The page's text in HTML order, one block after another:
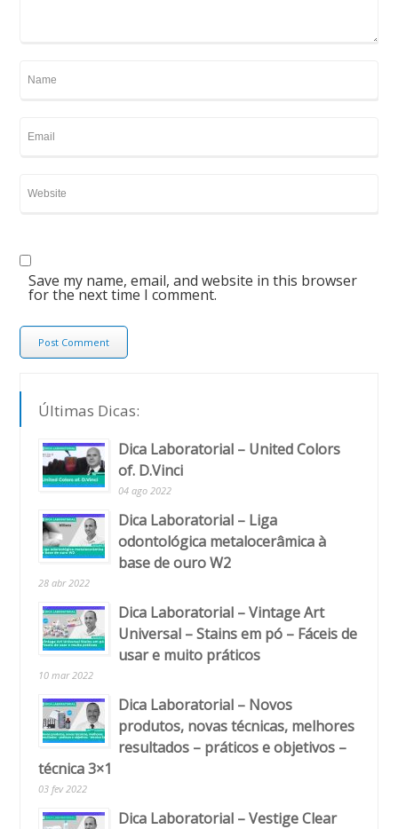
Save my name, email, and website in this browser
for the next time I comment.
Últimas Dicas:
Dica Laboratorial – United Colors
of. D.Vinci
04 ago 2022
Dica Laboratorial – Liga
odontológica metalocerâmica à
base de ouro W2
28 abr 2022
Dica Laboratorial – Vintage Art
Universal – Stains em pó – Fáceis de
usar e muito práticos
10 mar 2022
Dica Laboratorial – Novos
produtos, novas técnicas, melhores
resultados – práticos e objetivos –
técnica 3×1
03 fev 2022
Dica Laboratorial – Vestige Clear